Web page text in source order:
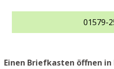
01579-
Einen Briefkasten öffnen in